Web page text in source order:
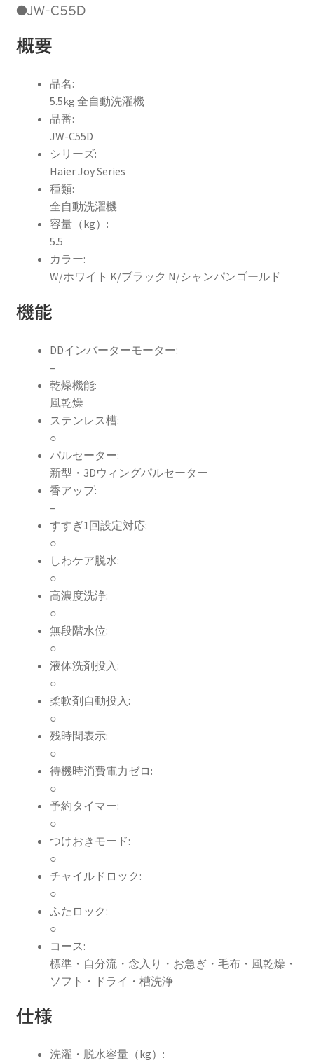
●JW-C55D
概要
品名:
5.5kg 全自動洗濯機
品番:
JW-C55D
シリーズ:
Haier Joy Series
種類:
全自動洗濯機
容量（kg）:
5.5
カラー:
W/ホワイト K/ブラック N/シャンパンゴールド
機能
DDインバーターモーター:
–
乾燥機能:
風乾燥
ステンレス槽:
○
パルセーター:
新型・3Dウィングパルセーター
香アップ:
–
すすぎ1回設定対応:
○
しわケア脱水:
○
高濃度洗浄:
○
無段階水位:
○
液体洗剤投入:
○
柔軟剤自動投入:
○
残時間表示:
○
待機時消費電力ゼロ:
○
予約タイマー:
○
つけおきモード:
○
チャイルドロック:
○
ふたロック:
○
コース:
標準・自分流・念入り・お急ぎ・毛布・風乾燥・
ソフト・ドライ・槽洗浄
仕様
洗濯・脱水容量（kg）: